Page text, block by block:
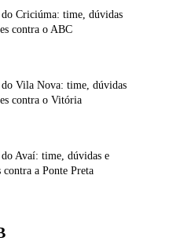
do Criciúma: time, dúvidas
contra o ABC
do Vila Nova: time, dúvidas
contra o Vitória
do Avaí: time, dúvidas e
contra a Ponte Preta